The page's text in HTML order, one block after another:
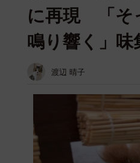
に再現 「そ
鳴り響く」
渡辺 晴子